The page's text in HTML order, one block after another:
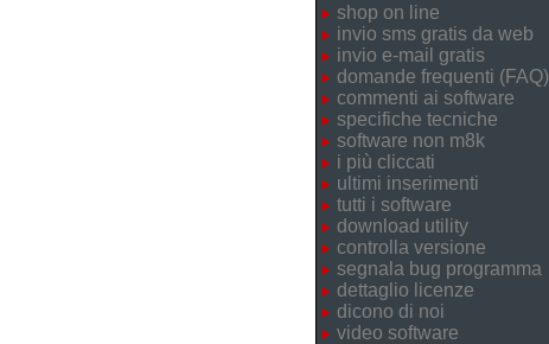
shop on line
invio sms gratis da web
invio e-mail gratis
domande frequenti (FAQ)
commenti ai software
specifiche tecniche
software non m8k
i più cliccati
ultimi inserimenti
tutti i software
download utility
controlla versione
segnala bug programma
dettaglio licenze
dicono di noi
video software